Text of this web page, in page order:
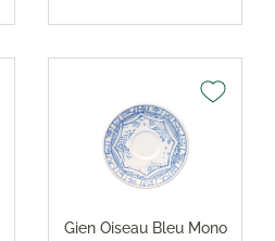
Gien Oiseau Bleu Mono